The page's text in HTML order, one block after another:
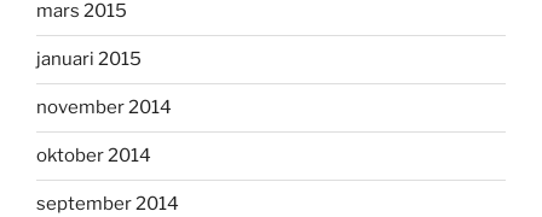
mars 2015
januari 2015
november 2014
oktober 2014
september 2014